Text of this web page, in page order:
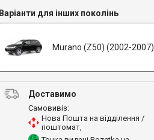
Варіанти для інших поколінь
Murano (Z50) (2002-2007)
Доставимо
Самовивіз:
Нова Пошта на відділення /
поштомат,